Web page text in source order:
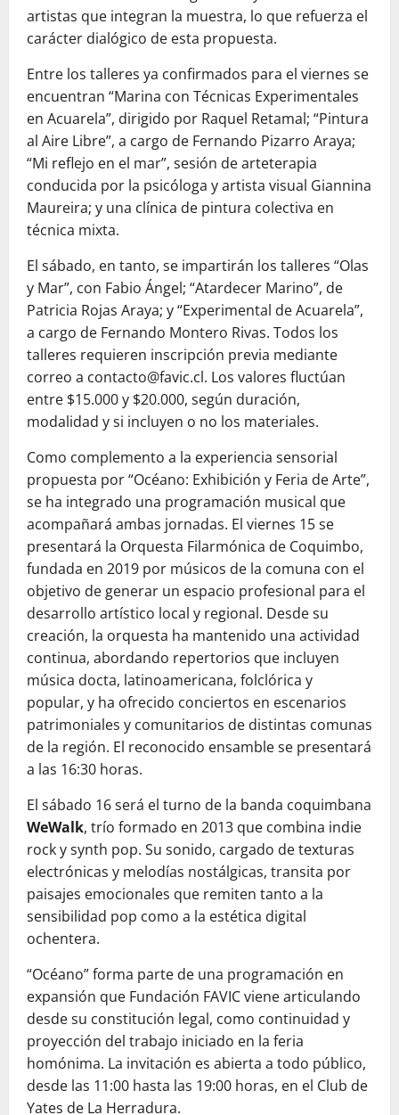
artistas que integran la muestra, lo que refuerza el
carácter dialógico de esta propuesta.
Entre los talleres ya confirmados para el viernes se
encuentran “Marina con Técnicas Experimentales
en Acuarela”, dirigido por Raquel Retamal; “Pintura
al Aire Libre”, a cargo de Fernando Pizarro Araya;
“Mi reflejo en el mar”, sesión de arteterapia
conducida por la psicóloga y artista visual Giannina
Maureira; y una clínica de pintura colectiva en
técnica mixta.
El sábado, en tanto, se impartirán los talleres “Olas
y Mar”, con Fabio Ángel; “Atardecer Marino”, de
Patricia Rojas Araya; y “Experimental de Acuarela”,
a cargo de Fernando Montero Rivas. Todos los
talleres requieren inscripción previa mediante
correo a contacto@favic.cl. Los valores fluctúan
entre $15.000 y $20.000, según duración,
modalidad y si incluyen o no los materiales.
Como complemento a la experiencia sensorial
propuesta por “Océano: Exhibición y Feria de Arte”,
se ha integrado una programación musical que
acompañará ambas jornadas. El viernes 15 se
presentará la Orquesta Filarmónica de Coquimbo,
fundada en 2019 por músicos de la comuna con el
objetivo de generar un espacio profesional para el
desarrollo artístico local y regional. Desde su
creación, la orquesta ha mantenido una actividad
continua, abordando repertorios que incluyen
música docta, latinoamericana, folclórica y
popular, y ha ofrecido conciertos en escenarios
patrimoniales y comunitarios de distintas comunas
de la región. El reconocido ensamble se presentará
a las 16:30 horas.
El sábado 16 será el turno de la banda coquimbana
WeWalk, trío formado en 2013 que combina indie
rock y synth pop. Su sonido, cargado de texturas
electrónicas y melodías nostálgicas, transita por
paisajes emocionales que remiten tanto a la
sensibilidad pop como a la estética digital
ochentera.
“Océano” forma parte de una programación en
expansión que Fundación FAVIC viene articulando
desde su constitución legal, como continuidad y
proyección del trabajo iniciado en la feria
homónima. La invitación es abierta a todo público,
desde las 11:00 hasta las 19:00 horas, en el Club de
Yates de La Herradura.